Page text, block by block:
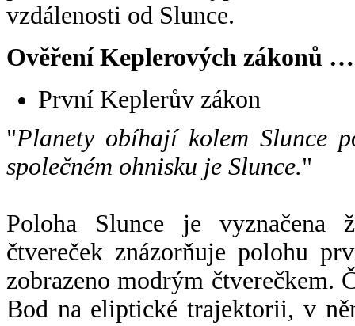
vzdálenosti od Slunce.
Ověření Keplerových zákonů …
První Keplerův zákon
"Planety obíhají kolem Slunce
společném ohnisku je Slunce."
Poloha Slunce je vyznačena
čtvereček znázorňuje polohu
zobrazeno modrým čtverečkem.
Bod na eliptické trajektorii, v